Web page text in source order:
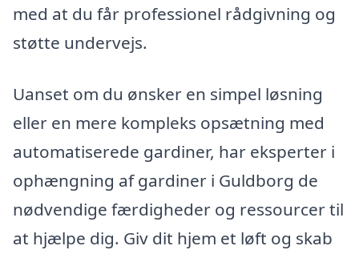
med at du får professionel rådgivning og
støtte undervejs.
Uanset om du ønsker en simpel løsning
eller en mere kompleks opsætning med
automatiserede gardiner, har eksperter i
ophængning af gardiner i Guldborg de
nødvendige færdigheder og ressourcer til
at hjælpe dig. Giv dit hjem et løft og skab